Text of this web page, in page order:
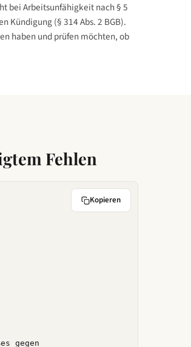
bei Arbeitsunfähigkeit nach § 5
Kündigung (§ 314 Abs. 2 BGB).
haben und prüfen möchten, ob
Fehlen
Kopieren
gegen